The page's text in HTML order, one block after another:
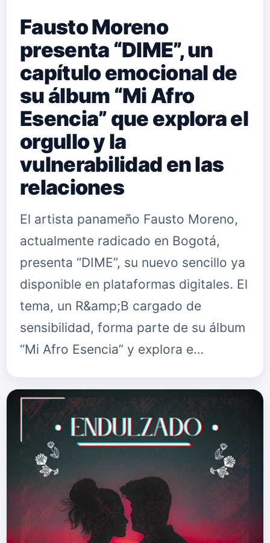
Fausto Moreno
presenta “DIME”, un
capítulo emocional de
su álbum “Mi Afro
Esencia” que explora el
orgullo y la
vulnerabilidad en las
relaciones
El artista panameño Fausto Moreno,
actualmente radicado en Bogotá,
presenta “DIME”, su nuevo sencillo ya
disponible en plataformas digitales. El
tema, un R&amp;B cargado de
sensibilidad, forma parte de su álbum
“Mi Afro Esencia” y explora e…